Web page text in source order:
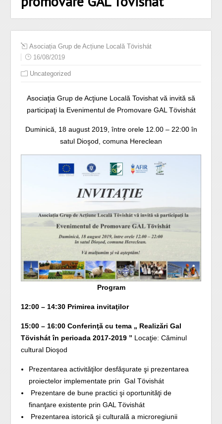
Asociația Grup de Acțiune Locală Tövishát
16/08/2019
Uncategorized
Asociaţia Grup de Acţiune Locală Tovishat vă invită să
participaţi la Evenimentul de Promovare GAL Tövishát
Duminică, 18 august 2019, între orele 12.00 – 22:00 în
satul Dioşod, comuna Hereclean
Program
12:00 – 14:30 Primirea invitaţilor
15:00 – 16:00 Conferinţă cu tema „ Realizări Gal
Tövishát în perioada 2017-2019 ” Locaţie: Căminul
cultural Dioşod
Prezentarea activităţilor desfăşurate şi prezentarea
proiectelor implementate prin Gal Tövishát
Prezentare de bune practici şi oportunităţi de
finanţare existente prin GAL Tövishát
Prezentarea istorică şi culturală a microregiunii